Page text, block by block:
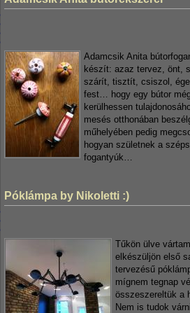
Adamcsik Anita
készít: azaz tervez, önt,
szárít, tisztít, csiszol,
fest… hogy egy bútor
kerülhessen
mesés otthonában
műhelyében pedig
hogyan születnek a
fogantyúk…
Póklámpa by Nikoletti :)
Tűkön ülve
elkészüljön első
tervezésű
mígnem tegnap
összeszereltük a
Nem is tudok